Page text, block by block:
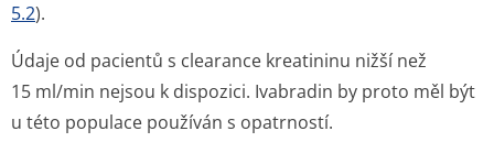
5.2).
Údaje od pacientů s clearance kreatininu nižší než
15 ml/min nejsou k dispozici. Ivabradin by proto měl být
u této populace používán s opatrností.